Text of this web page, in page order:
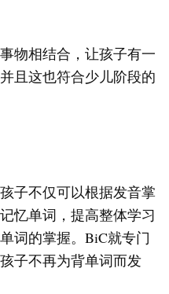
相结合，让孩子有一
且这也符合少儿阶段的
不仅可以根据发音掌
忆单词，提高整体学习
词的掌握。BiC就专门
子不再为背单词而发